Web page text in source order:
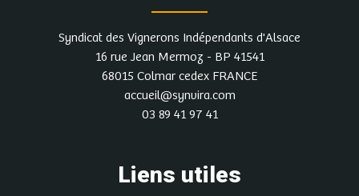
Syndicat des Vignerons Indépendants d'Alsace
16 rue Jean Mermoz - BP 41541
68015 Colmar cedex FRANCE
accueil@synvira.com
03 89 41 97 41
Liens utiles